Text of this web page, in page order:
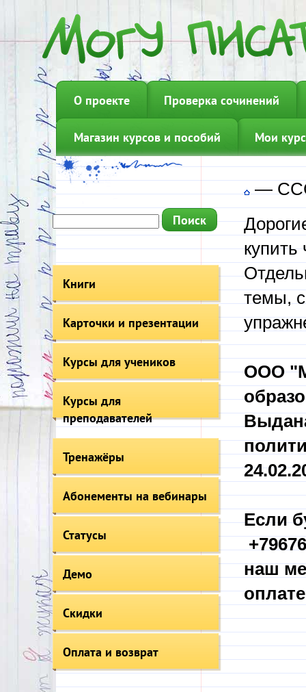
О проекте Проверка сочинений
Магазин курсов и пособий Мои
Книги
Карточки и презентации
Курсы для учеников
Курсы для
преподавателей
Тренажёры
Абонементы на вебинары
Статусы
Демо
Скидки
Оплата и возврат
—
темы,
ООО
Если
наш